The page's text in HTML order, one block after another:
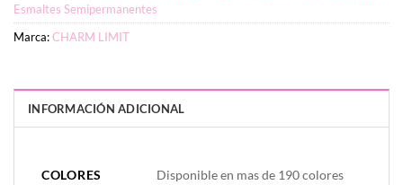
Esmaltes Semipermanentes
Marca:CHARM LIMIT
INFORMACIÓN ADICIONAL
PESO 20 g
DIMENSIONES 2 × 4 × 7 cm
COLORES Disponible en mas de 190 colores